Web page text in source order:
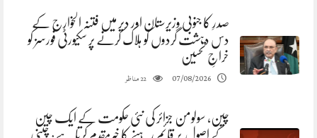
صدرِ کا جنوبی وزیرستان اور دیر میں فتنہ الخوارج کے
دس دہشت گردوں کو ہلاک کرنے پر سکیورٹی فورسز کو
خراجِ تحسین
07/08/2026
22مناظر
چین، سولومن جزائر کی نئی حکومت کے ایک چین
کے اصول پر قائم رہنے کا خیرمقدم کرتا ہے: چینی